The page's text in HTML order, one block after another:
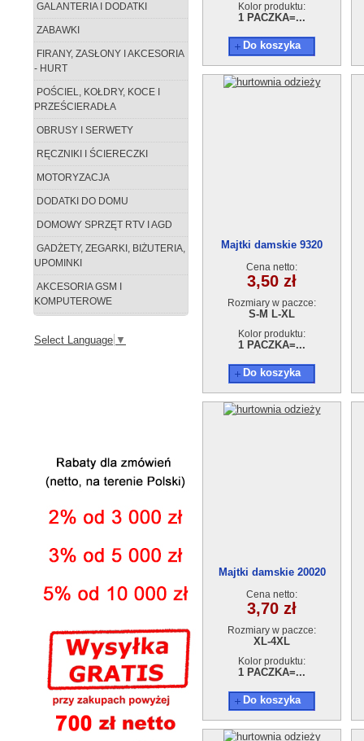
GALANTERIA I DODATKI
ZABAWKI
FIRANY, ZASŁONY I AKCESORIA
- HURT
POŚCIEL, KOŁDRY, KOCE I
PRZEŚCIERADŁA
OBRUSY I SERWETY
RĘCZNIKI I ŚCIERECZKI
MOTORYZACJA
DODATKI DO DOMU
DOMOWY SPRZĘT RTV I AGD
GADŻETY, ZEGARKI, BIŻUTERIA,
UPOMINKI
AKCESORIA GSM I
KOMPUTEROWE
Select Language ▼
Kolor produktu:
1 PACZKA=...
Do koszyka
Majtki damskie 9320
Cena netto:
3,50 zł
Rozmiary w paczce:
S-M L-XL
Kolor produktu:
1 PACZKA=...
Do koszyka
Majtki damskie 20020
Cena netto:
3,70 zł
Rozmiary w paczce:
XL-4XL
Kolor produktu:
1 PACZKA=...
Do koszyka